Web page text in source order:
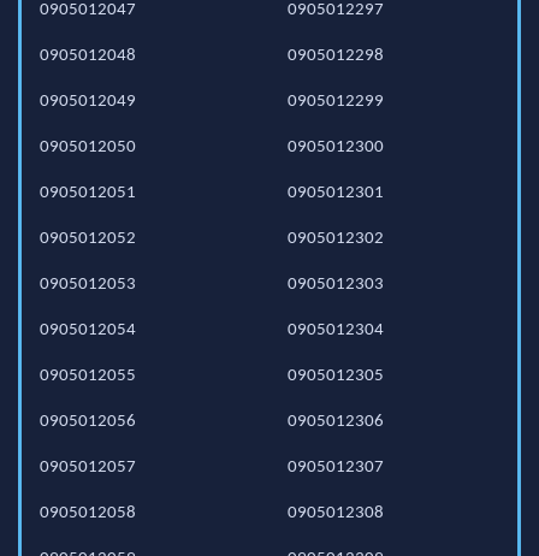
0905012047
0905012048
0905012049
0905012050
0905012051
0905012052
0905012053
0905012054
0905012055
0905012056
0905012057
0905012058
0905012297
0905012298
0905012299
0905012300
0905012301
0905012302
0905012303
0905012304
0905012305
0905012306
0905012307
0905012308